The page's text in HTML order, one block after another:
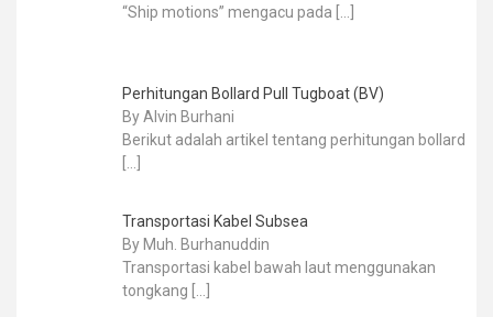
“Ship motions” mengacu pada […]
Perhitungan Bollard Pull Tugboat (BV)
By Alvin Burhani
Berikut adalah artikel tentang perhitungan bollard
Transportasi Kabel Subsea
By Muh. Burhanuddin
Transportasi kabel bawah laut menggunakan
tongkang